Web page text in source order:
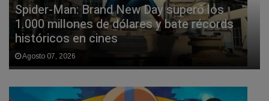
Spider-Man: Brand New Day superó los
1.000 millones de dólares y bate récords
históricos en cines
Agosto 07, 2026